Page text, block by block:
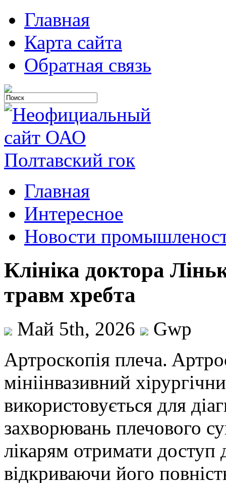
Главная
Карта сайта
Обратная связь
Главная
Интересное
Новости
Клініка доктора
травм хребта
Май 5th, 2026
Gwp
Aртрoскoпія плeчa.
мініінвазивний
використовується для
захворювань плечового
лікарям отримати доступ
відкриваючи його